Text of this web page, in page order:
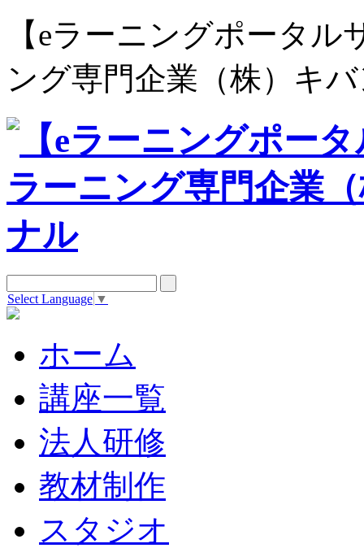
【eラーニングポータル
ング専門企業（株）キ
Select Language ▼
ホーム
講座一覧
法人研修
教材制作
スタジオ